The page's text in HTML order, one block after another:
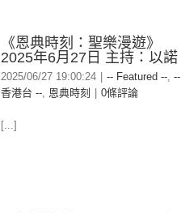
《恩典時刻：聖樂漫遊》
2025年6月27日 主持：以諾
2025/06/27 19:00:24 -- Featured --, --
香港台 --, 恩典時刻 0條評論
[...]